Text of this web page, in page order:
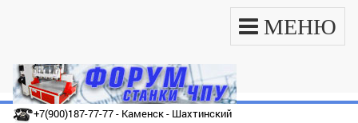
МЕНЮ
+7(900)187-77-77 - Каменск - Шахтинский